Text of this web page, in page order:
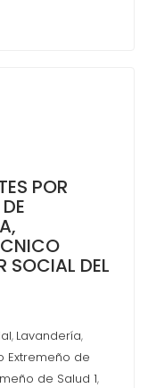
POR
SOCIAL DEL
, Lavandería,
Extremeño de
de Salud 1,